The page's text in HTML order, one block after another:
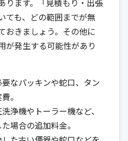
ても、どの範囲までが無
おきましょう。その他に
が発生する可能性があり
なパッキンや蛇口、タン
。
浄機やトーラー機など、
場合の追加料金。